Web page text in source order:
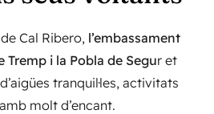
Cal Ribero, l’embassament
Tremp i la Pobla de Segur et
tranquil·les, activitats
molt d’encant.